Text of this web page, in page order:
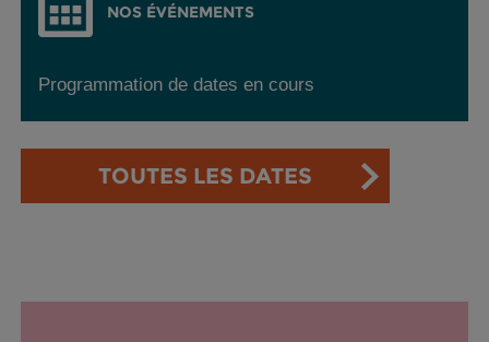
NOS ÉVÉNEMENTS
Programmation de dates en cours
TOUTES LES DATES